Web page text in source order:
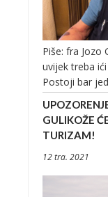
Piše: fra Jozo
uvijek treba
Postoji bar
GULIKOŽE
TURIZAM!
12 tra. 2021